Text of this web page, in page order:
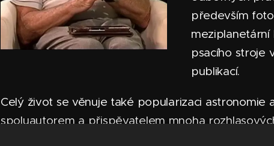
především
meziplanetární
psacího stroje
publikací.
Celý život se věnuje také popularizaci
spoluautorem a přispěvatelem mnoha